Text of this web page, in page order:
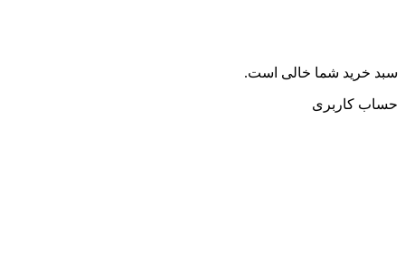
سبد خرید شما خالی است.
حساب کاربری